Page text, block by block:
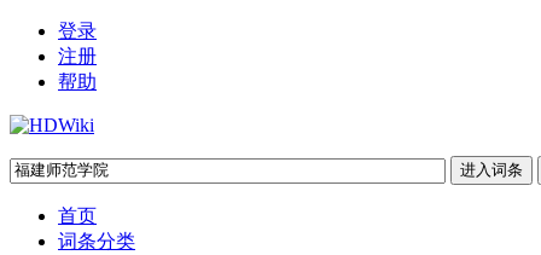
登录
注册
帮助
首页
词条分类